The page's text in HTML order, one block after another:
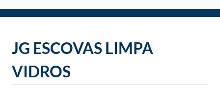
JG ESCOVAS LIMPA
VIDROS